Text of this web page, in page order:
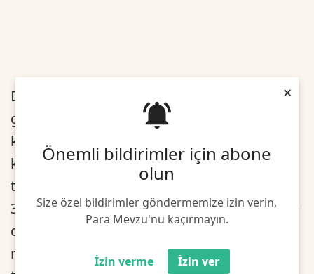
Önemli bildirimler için abone
olun
Size özel bildirimler göndermemize izin verin,
Para Mevzu'nu kaçırmayın.
İzin verme İzin ver
×
Dünyada olduğu gibi Türkiye'de de sosyal
güvenlik sistemini tamamlayıcı olarak
kurulan Bireysel Emeklilik Sistemi'nde (BES)
katılımcıların fon tutarı ile devlet katkısı fon
tutarının toplam büyüklüğü olan 159 milyar
396 milyon lira ile otomatik katılımla sisteme
dahil olanların biriktirdiği 12 milyar 627,5
milyon lira dikkate alındığında, sistemin